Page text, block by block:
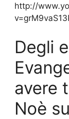
http://
Degli
avere
Noè